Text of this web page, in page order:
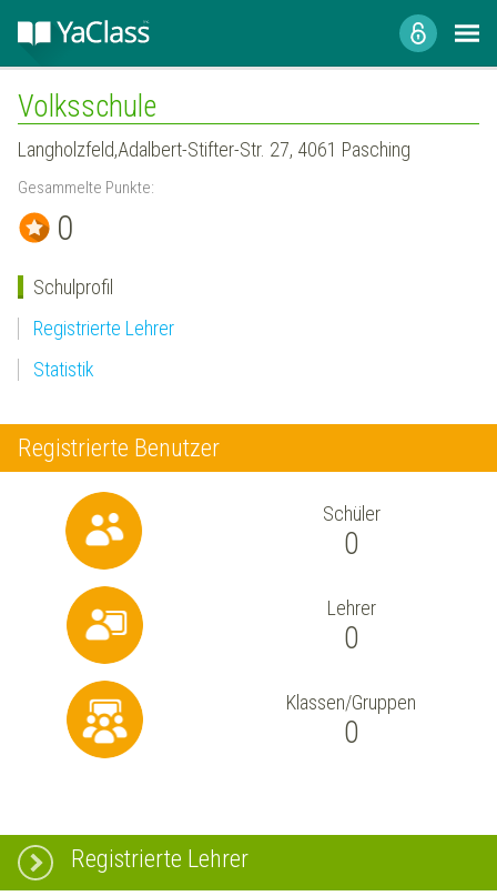
Volksschule
Langholzfeld,Adalbert-Stifter-Str. 27, 4061 Pasching
Gesammelte Punkte:
0
Schulprofil
Registrierte Lehrer
Statistik
Registrierte Benutzer
Schüler
0
Lehrer
0
Klassen/Gruppen
0
Registrierte Lehrer